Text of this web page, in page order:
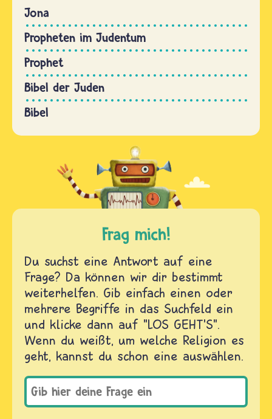
Jona
Propheten im Judentum
Prophet
Bibel der Juden
Bibel
Frag mich!
Du suchst eine Antwort auf eine
Frage? Da können wir dir bestimmt
weiterhelfen. Gib einfach einen oder
mehrere Begriffe in das Suchfeld ein
und klicke dann auf "LOS GEHT'S".
Wenn du weißt, um welche Religion es
geht, kannst du schon eine auswählen.